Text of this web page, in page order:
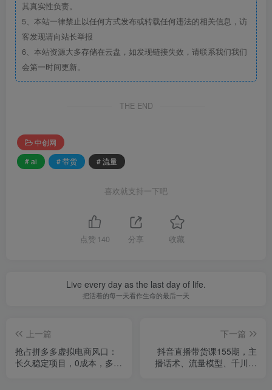
其真实性负责。
5、本站一律禁止以任何方式发布或转载任何违法的相关信息，访
客发现请向站长举报
6、本站资源大多存储在云盘，如发现链接失效，请联系我们我们
会第一时间更新。
THE END
中创网
# ai
# 带货 # 流量
喜欢就支持一下吧
点赞 140 分享 收藏
Live every day as the last day of life.
把活着的每一天看作生命的最后一天
上一篇
抢占拼多多虚拟电商风口：
长久稳定项目，0成本，多店
下一篇
抖音直播带货课155期，主
播话术、流量模型、千川投